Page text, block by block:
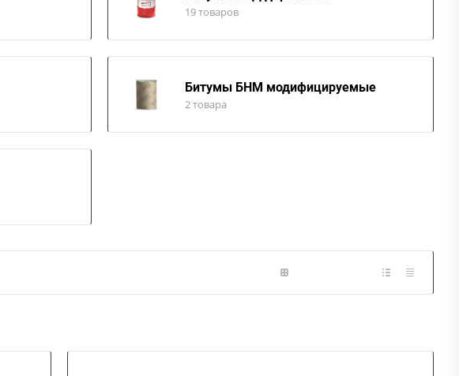
19 товаров
Битумы БНМ модифицируемые
2 товара